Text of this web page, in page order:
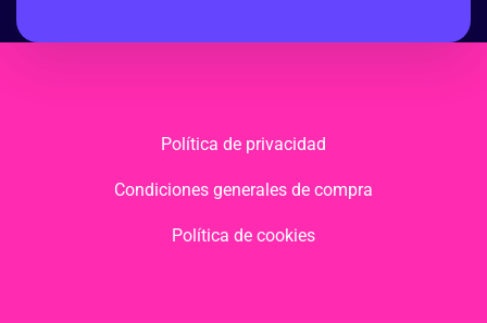
Política de privacidad
Condiciones generales de compra
Política de cookies